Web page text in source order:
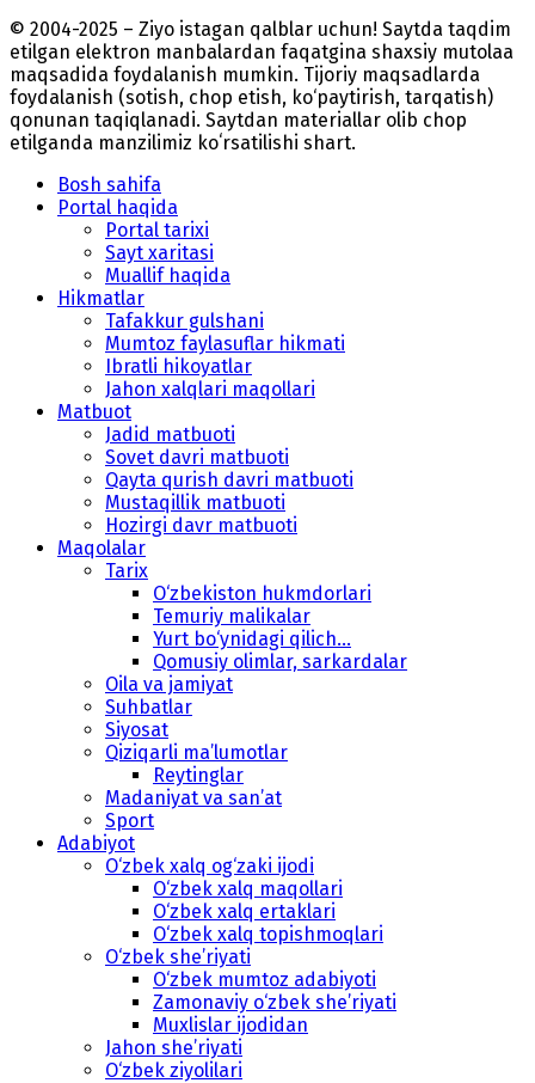
© 2004-2025 – Ziyo istagan qalblar uchun! Saytda taqdim
etilgan elektron manbalardan faqatgina shaxsiy mutolaa
maqsadida foydalanish mumkin. Tijoriy maqsadlarda
foydalanish (sotish, chop etish, ko‘paytirish, tarqatish)
qonunan taqiqlanadi. Saytdan materiallar olib chop
etilganda manzilimiz koʻrsatilishi shart.
Bosh sahifa
Portal haqida
Portal tarixi
Sayt xaritasi
Muallif haqida
Hikmatlar
Tafakkur gulshani
Mumtoz faylasuflar hikmati
Ibratli hikoyatlar
Jahon xalqlari maqollari
Matbuot
Jadid matbuoti
Sovet davri matbuoti
Qayta qurish davri matbuoti
Mustaqillik matbuoti
Hozirgi davr matbuoti
Maqolalar
Tarix
O‘zbekiston hukmdorlari
Temuriy malikalar
Yurt bo‘ynidagi qilich...
Qomusiy olimlar, sarkardalar
Oila va jamiyat
Suhbatlar
Siyosat
Qiziqarli ma’lumotlar
Reytinglar
Madaniyat va san’at
Sport
Adabiyot
O‘zbek xalq og‘zaki ijodi
O‘zbek xalq maqollari
O‘zbek xalq ertaklari
O‘zbek xalq topishmoqlari
O‘zbek she’riyati
O‘zbek mumtoz adabiyoti
Zamonaviy o‘zbek she’riyati
Muxlislar ijodidan
Jahon she’riyati
O‘zbek ziyolilari